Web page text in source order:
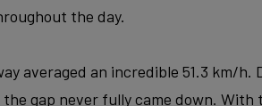
the day.
averaged an incredible 51.3 km/
gap never fully came down. With